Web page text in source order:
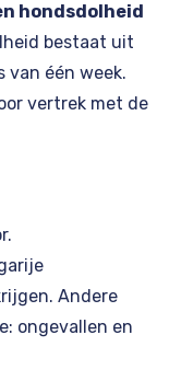
hondsdolheid
bestaat uit
één week.
vertrek met de
Andere
ongevallen en